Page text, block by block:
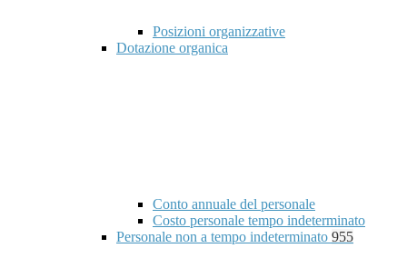
Posizioni organizzative
Dotazione organica
Conto annuale del personale
Costo personale tempo indeterminato
Personale non a tempo indeterminato 955